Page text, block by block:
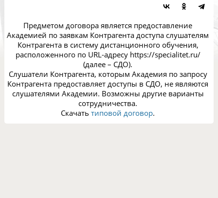
Предметом договора является предоставление
Академией по заявкам Контрагента доступа слушателям
Контрагента в систему дистанционного обучения,
расположенного по URL-адресу https://specialitet.ru/
(далее – СДО).
Слушатели Контрагента, которым Академия по запросу
Контрагента предоставляет доступы в СДО, не являются
слушателями Академии. Возможны другие варианты
сотрудничества.
Скачатьтиповой договор.